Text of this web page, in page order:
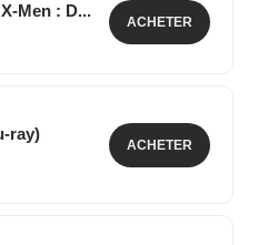
Men : D...
ACHETER
ray)
ACHETER